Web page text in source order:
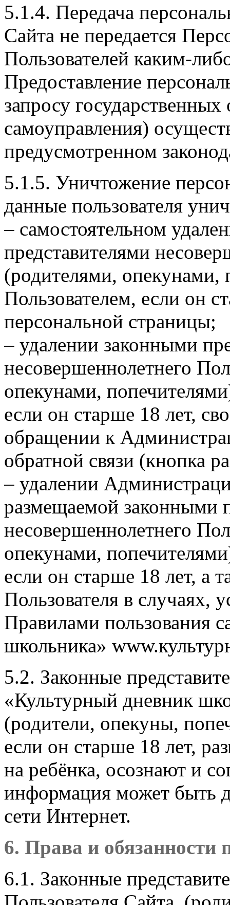
5.1.4. Передача
Сайта не передается
Пользователей каким-
Предоставление
запросу
самоуправления)
предусмотренном
5.1.5. Уничтожение
данные пользователя
– самостоятельном
представителями
(родителями,
Пользователем, если он
персональной страницы;
– удалении законными
несовершеннолетнего
опекунами,
если он старше 18 лет,
обращении к
обратной связи (кнопка
– удалении
размещаемой законными
несовершеннолетнего
опекунами,
если он старше 18 лет, а
Пользователя в случаях,
Правилами пользования
школьника»
5.2. Законные
«Культурный дневник
(родители, опекуны,
если он старше 18 лет,
на ребёнка, осознают и
информация может быть
сети Интернет.
6. Права и обязанности
6.1. Законные